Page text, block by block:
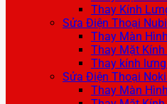
Thay Kính
Sửa Điện Thoại
Thay Màn
Thay Mặt Kính
Thay kính
Sửa Điện Thoại
Thay Màn